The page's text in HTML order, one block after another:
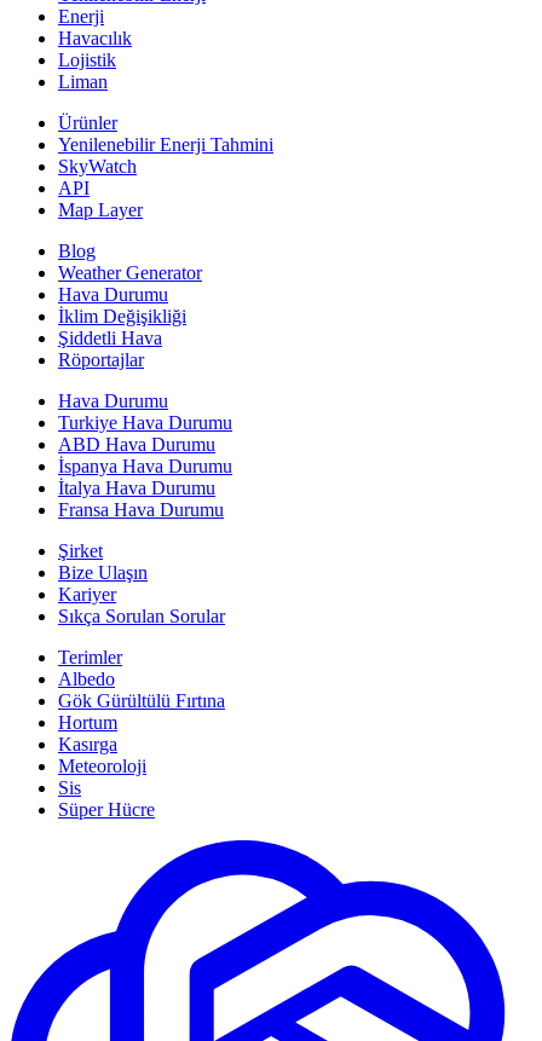
Enerji
Havacılık
Lojistik
Liman
Ürünler
Yenilenebilir Enerji Tahmini
SkyWatch
API
Map Layer
Blog
Weather Generator
Hava Durumu
İklim Değişikliği
Şiddetli Hava
Röportajlar
Hava Durumu
Turkiye Hava Durumu
ABD Hava Durumu
İspanya Hava Durumu
İtalya Hava Durumu
Fransa Hava Durumu
Şirket
Bize Ulaşın
Kariyer
Sıkça Sorulan Sorular
Terimler
Albedo
Gök Gürültülü Fırtına
Hortum
Kasırga
Meteoroloji
Sis
Süper Hücre